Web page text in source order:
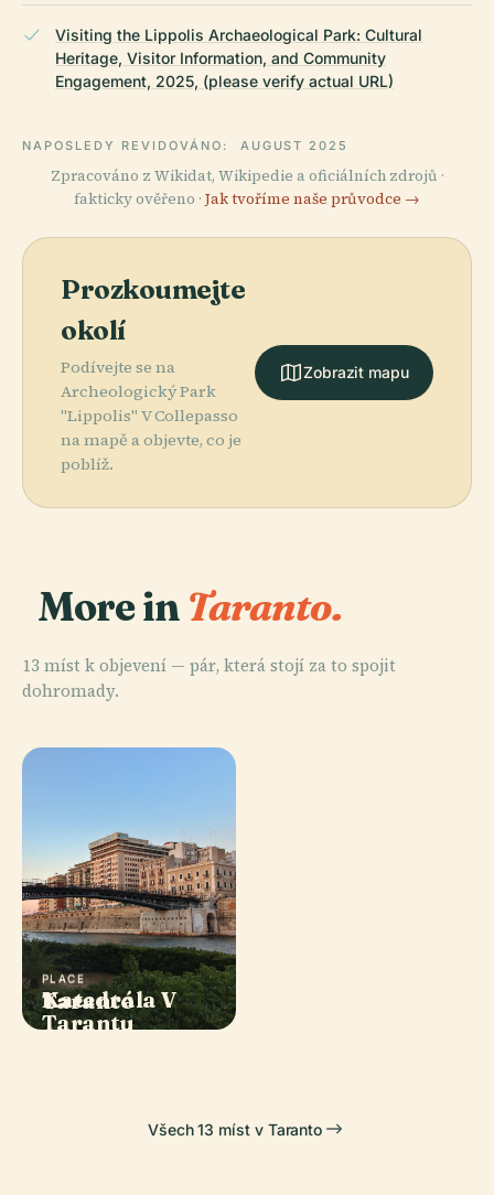
Visiting the Lippolis Archaeological Park: Cultural
Heritage, Visitor Information, and Community
Engagement, 2025, (please verify actual URL)
NAPOSLEDY REVIDOVÁNO: AUGUST 2025
Zpracováno z Wikidat, Wikipedie a oficiálních zdrojů ·
fakticky ověřeno · Jak tvoříme naše průvodce →
Prozkoumejte
okolí
Podívejte se na
Archeologický Park
"Lippolis" V Collepasso
na mapě a objevte, co je
poblíž.
Zobrazit mapu
More in Taranto.
13 míst k objevení — pár, která stojí za to spojit
dohromady.
PLACE
Taranto
PLACE
Katedrála V
Tarantu
Všech 13 míst v Taranto